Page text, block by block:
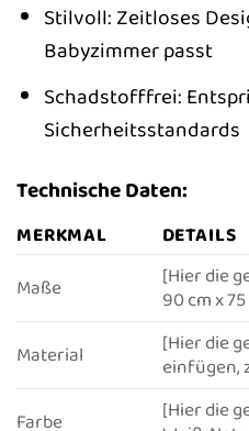
Stilvoll: Zeitloses
Babyzimmer passt
Schadstofffrei:
Sicherheitsstandards
Technische Daten:
MERKMAL
DETAILS
Maße
[Hier die
90 cm x
Material
[Hier die
einfügen,
Farbe
[Hier die